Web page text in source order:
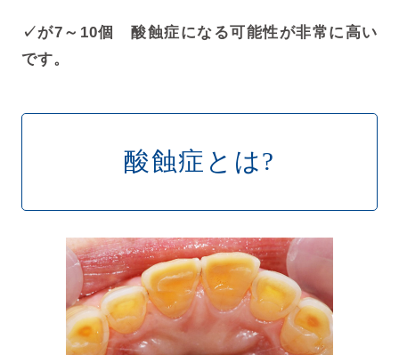
✓が7～10個 酸蝕症になる可能性が非常に高い
です。
酸蝕症とは?